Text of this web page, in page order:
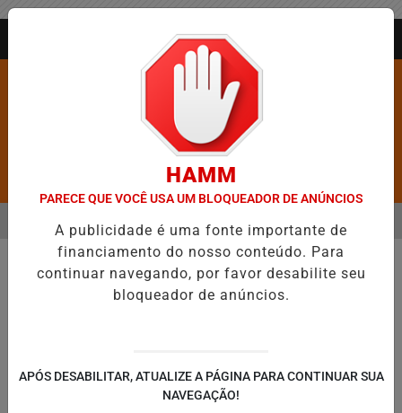
Pesquisar Notícia
É CONFIRMADA NO DIA DO EVANGÉLICO EM JEQUIÉ E
EM ALTA
MENU
HAMM
PARECE QUE VOCÊ USA UM BLOQUEADOR DE ANÚNCIOS
A publicidade é uma fonte importante de
financiamento do nosso conteúdo. Para
continuar navegando, por favor desabilite seu
bloqueador de anúncios.
APÓS DESABILITAR, ATUALIZE A PÁGINA PARA CONTINUAR SUA
NAVEGAÇÃO!